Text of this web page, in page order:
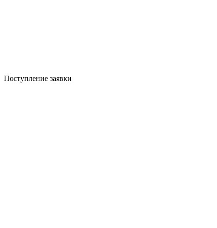
Поступление заявки